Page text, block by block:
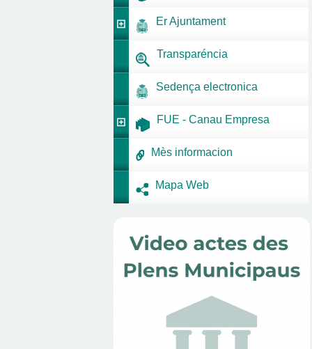
Er Ajuntament
Transparéncia
Sedença electronica
FUE - Canau Empresa
Mès informacion
Mapa Web